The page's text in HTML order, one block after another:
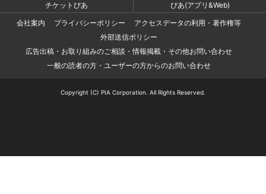
チケットぴあ
ぴあ(アプリ&Web)
会社案内
プライバシーポリシー
アクセスデータの利用・著作権等
外部送信ポリシー
広告出稿・お取り組みのご相談・情報掲載・その他お問い合わせ
一般の読者の方・ユーザーの方からのお問い合わせ
Copyright (C) PIA Corporation. All Rights Reserved.